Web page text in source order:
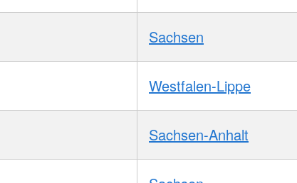
Sachsen
Westfalen-Lippe
Sachsen-Anhalt